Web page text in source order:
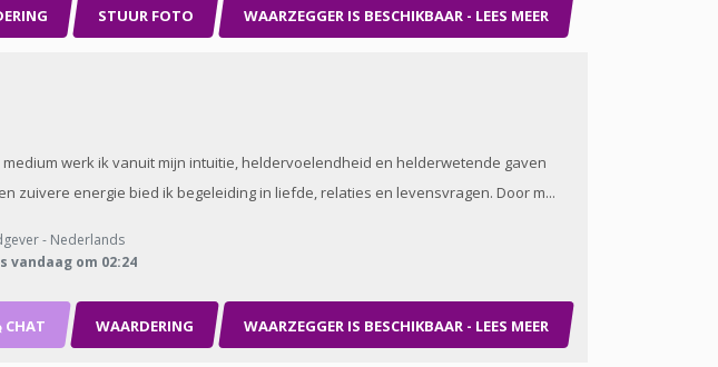
STUUR FOTO WAARZEGGER IS BESCHIKBAAR - LEES MEER
werk ik vanuit mijn intuitie, heldervoelendheid en helderwetende gaven
zuivere energie bied ik begeleiding in liefde, relaties en levensvragen. Door m...
- Nederlands
vandaag om 02:24
CHAT WAARDERING WAARZEGGER IS BESCHIKBAAR - LEES MEER